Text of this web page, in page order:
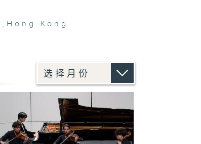
, Hong Kong